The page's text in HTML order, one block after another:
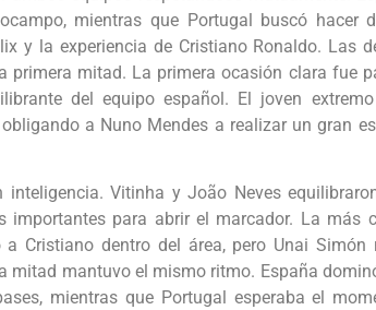
mientras que Portugal buscó hacer
y la experiencia de Cristiano Ronaldo. Las
primera mitad. La primera ocasión clara fue
del equipo español. El joven
a Nuno Mendes a realizar un gran
inteligencia. Vitinha y João Neves
importantes para abrir el marcador. La más
a Cristiano dentro del área, pero Unai
mitad mantuvo el mismo ritmo. España
mientras que Portugal esperaba el